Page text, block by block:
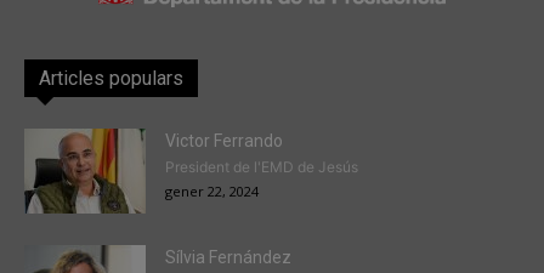
Articles populars
Victor Ferrando
President de l'EMD de Jesús
gener 22, 2024
Sílvia Fernández